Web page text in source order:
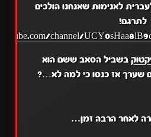
לאנימות שאנחנו הולכים
לתרגם!
channel/
בשביל הסאב ששם הוא
שערך אז כנסו כי למה לא…?